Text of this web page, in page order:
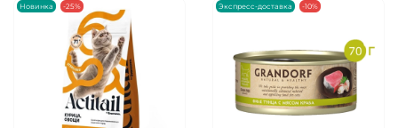
Новинка -25% Экспресс-доставка -10%